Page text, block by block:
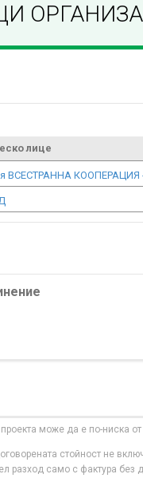
лице
ВСЕСТРАННА
може да е по-ниска
стойност не
разход само с фактура без